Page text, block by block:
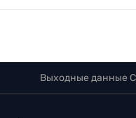
Выходные данные